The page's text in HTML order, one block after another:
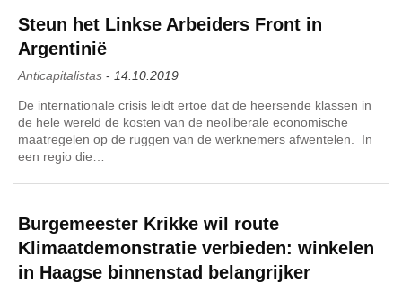
Steun het Linkse Arbeiders Front in
Argentinië
Anticapitalistas - 14.10.2019
De internationale crisis leidt ertoe dat de heersende klassen in
de hele wereld de kosten van de neoliberale economische
maatregelen op de ruggen van de werknemers afwentelen. In
een regio die…
Burgemeester Krikke wil route
Klimaatdemonstratie verbieden: winkelen
in Haagse binnenstad belangrijker